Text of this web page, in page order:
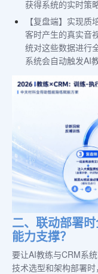
获得系统的实时策
【复盘端】实现
客时产生的真实音
统对这些数据进行
系统会自动触发AI
二、联动部署
能力支撑？
要让AI教练与CRM系
技术选型和架构部署时